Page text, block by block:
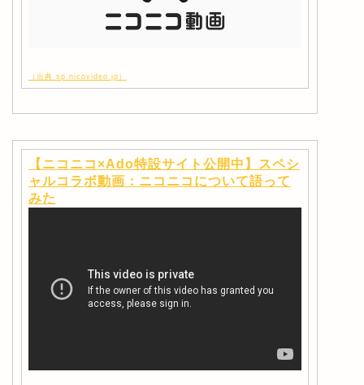
（出典 sp.nicovideo.jp）
【ニコニコ×Ado特設サイト公開中】スペシ
ャルコラボ動画：ニコニコについて語って
みた